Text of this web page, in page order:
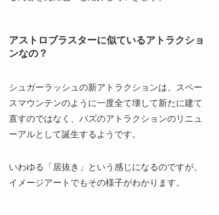
アストロブラスターに似ているアトラクショ
ンなの？
シュガーラッシュの新アトラクションは、スペー
スマウンテンのように一度全て壊して新たに建て
直すのではなく、バズのアトラクションのリニュ
ーアルとして誕生するようです。
いわゆる「居抜き」という感じになるのですが、
イメージアートでもその様子がわかります。